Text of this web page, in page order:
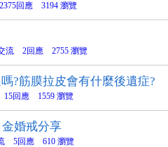
回應 3194 瀏覽
流 2回應 2755 瀏覽
?筋膜拉皮會有什麼後遺症?
15回應 1559 瀏覽
婚戒分享
5回應 610 瀏覽